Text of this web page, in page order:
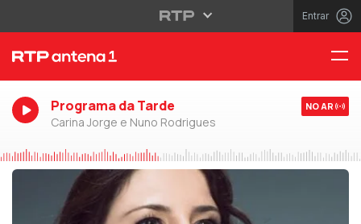
Entrar
Programa da Tarde
Carina Jorge e Nuno Rodrigues
NO AR